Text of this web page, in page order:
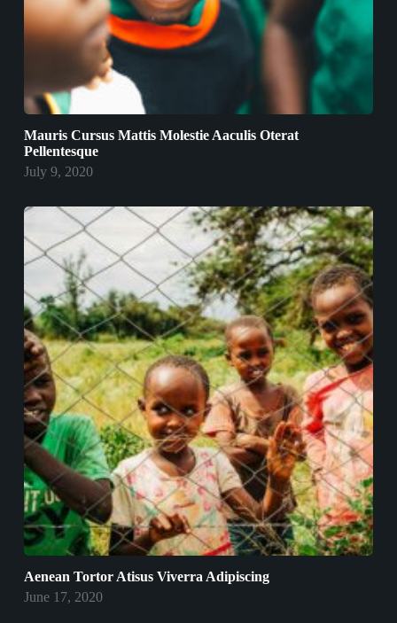
Mauris Cursus Mattis Molestie Aaculis Oterat
Pellentesque
July 9, 2020
Aenean Tortor Atisus Viverra Adipiscing
June 17, 2020